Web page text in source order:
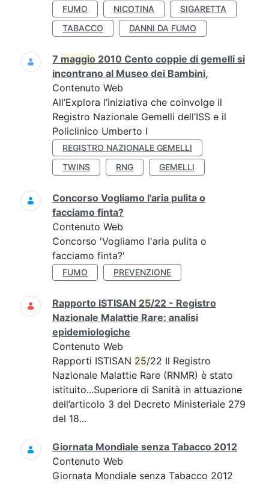
FUMO NICOTINA
SIGARETTA
TABACCO
DANNI DA FUMO
7 maggio 2010 Cento coppie di gemelli si
incontrano al Museo dei Bambini,
Contenuto Web
All’Explora l’iniziativa che coinvolge il
Registro Nazionale Gemelli dell’ISS e il
Policlinico Umberto I
REGISTRO NAZIONALE GEMELLI
TWINS
RNG GEMELLI
Concorso Vogliamo l'aria pulita o
facciamo finta?
Contenuto Web
Concorso 'Vogliamo l'aria pulita o
facciamo finta?'
FUMO PREVENZIONE
Rapporto ISTISAN 25/22 - Registro
Nazionale Malattie Rare: analisi
epidemiologiche
Contenuto Web
Rapporti ISTISAN 25/22 Il Registro
Nazionale Malattie Rare (RNMR) è stato
istituito...Superiore di Sanità in attuazione
dell’articolo 3 del Decreto Ministeriale 279
del 18...
Giornata Mondiale senza Tabacco 2012
Contenuto Web
Giornata Mondiale senza Tabacco 2012